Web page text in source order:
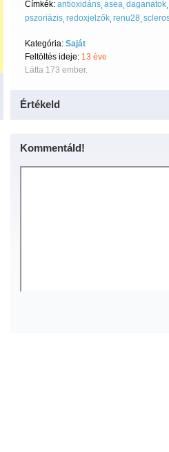
Címkék: antioxidáns asea daganatok
pszoriázis redoxjelzők renu28
Kategória: Saját
Feltöltés ideje: 13 éve
Látta 173 ember.
Értékeld
Kommentáld!